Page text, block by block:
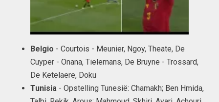
Belgio - Courtois - Meunier, Ngoy, Theate, De
Cuyper - Onana, Tielemans, De Bruyne - Trossard,
De Ketelaere, Doku
Tunisia - Opstelling Tunesië: Chamakh; Ben Hmida,